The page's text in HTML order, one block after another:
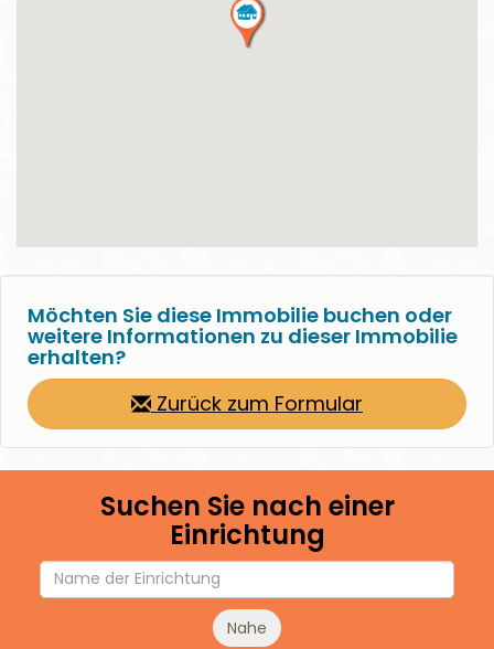
Möchten Sie diese Immobilie buchen oder
weitere Informationen zu dieser Immobilie
erhalten?
Zurück zum Formular
Suchen Sie nach einer
Einrichtung
Nahe